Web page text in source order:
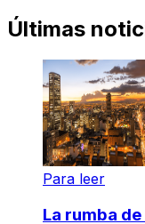
Últimas
Para leer
La rumba